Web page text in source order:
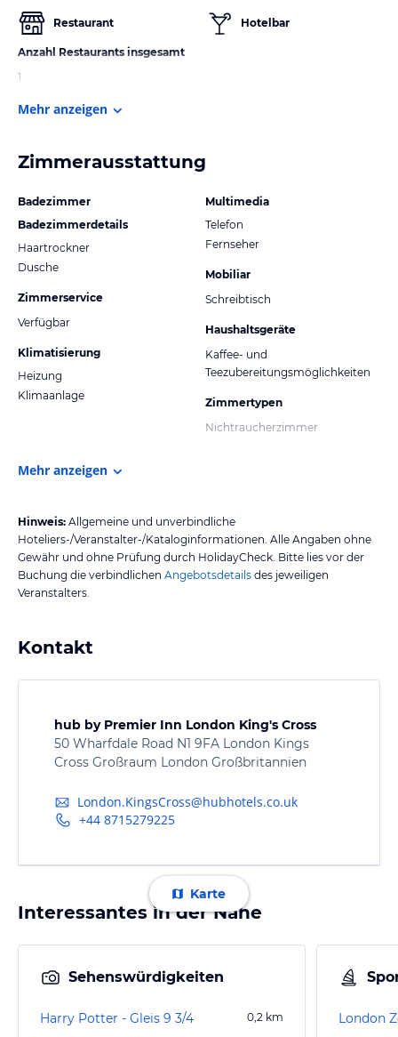
Restaurant
Anzahl Restaurants insgesamt
1
Hotelbar
Mehr anzeigen
Zimmerausstattung
Badezimmer
Badezimmerdetails
Haartrockner
Dusche
Zimmerservice
Verfügbar
Klimatisierung
Heizung
Klimaanlage
Multimedia
Telefon
Fernseher
Mobiliar
Schreibtisch
Haushaltsgeräte
Kaffee- und
Teezubereitungsmöglichkeiten
Zimmertypen
Nichtraucherzimmer
Mehr anzeigen
Hinweis: Allgemeine und unverbindliche
Hoteliers-/Veranstalter-/Kataloginformationen. Alle Angaben ohne
Gewähr und ohne Prüfung durch HolidayCheck. Bitte lies vor der
Buchung die verbindlichen Angebotsdetails des jeweiligen
Veranstalters.
Kontakt
hub by Premier Inn London King's Cross
50 Wharfdale Road N1 9FA London Kings
Cross Großraum London Großbritannien
London.KingsCross@hubhotels.co.uk
+44 8715279225
Karte
Interessantes in der Nähe
Sehenswürdigkeiten
Harry Potter - Gleis 9 3/4 0,2 km London